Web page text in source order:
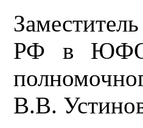
РФ в ЮФО
В.В.